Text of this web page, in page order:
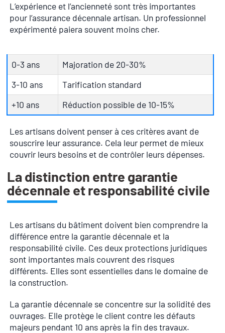
L’expérience et l’ancienneté sont très importantes
pour l’assurance décennale artisan. Un professionnel
expérimenté paiera souvent moins cher.
0-3 ans
Majoration de 20-30%
3-10 ans
Tarification standard
+10 ans
Réduction possible de 10-15%
Les artisans doivent penser à ces critères avant de
souscrire leur assurance. Cela leur permet de mieux
couvrir leurs besoins et de contrôler leurs dépenses.
La distinction entre garantie
décennale et responsabilité civile
Les artisans du bâtiment doivent bien comprendre la
différence entre la garantie décennale et la
responsabilité civile. Ces deux protections juridiques
sont importantes mais couvrent des risques
différents. Elles sont essentielles dans le domaine de
la construction.
La garantie décennale se concentre sur la solidité des
ouvrages. Elle protège le client contre les défauts
majeurs pendant 10 ans après la fin des travaux.